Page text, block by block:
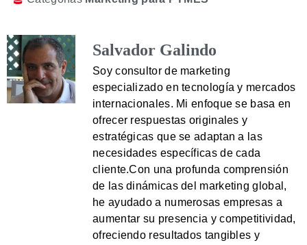
Salvador Galindo
Soy consultor de marketing
especializado en tecnología y mercados
internacionales. Mi enfoque se basa en
ofrecer respuestas originales y
estratégicas que se adaptan a las
necesidades específicas de cada
cliente.Con una profunda comprensión
de las dinámicas del marketing global,
he ayudado a numerosas empresas a
aumentar su presencia y competitividad,
ofreciendo resultados tangibles y